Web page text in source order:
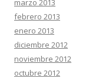
marzo 2013
febrero 2013
enero 2013
diciembre 2012
noviembre 2012
octubre 2012